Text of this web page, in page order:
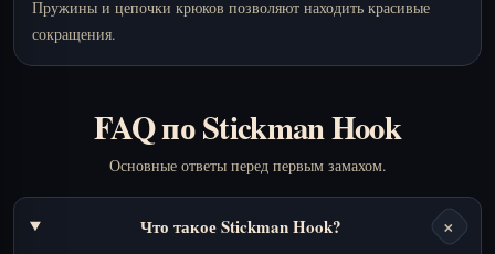
Пружины и цепочки крюков позволяют находить красивые
сокращения.
FAQ по Stickman Hook
Основные ответы перед первым замахом.
Что такое Stickman Hook? +